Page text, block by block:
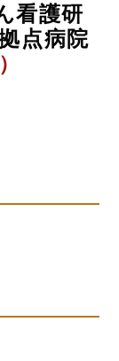
看護研
点病院